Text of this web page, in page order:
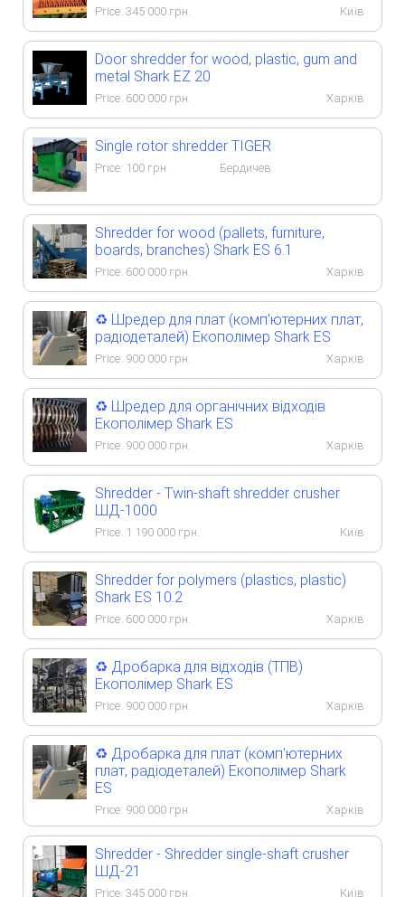
Price: 345 000 грн. Київ
Door shredder for wood, plastic, gum and
metal Shark EZ 20
Price: 600 000 грн. Харків
Single rotor shredder TIGER
Price: 100 грн. Бердичев
Shredder for wood (pallets, furniture,
boards, branches) Shark ES 6.1
Price: 600 000 грн. Харків
♻️ Шредер для плат (комп'ютерних плат,
радіодеталей) Екополімер Shark ES
Price: 900 000 грн. Харків
♻️ Шредер для органічних відходів
Екополімер Shark ES
Price: 900 000 грн. Харків
Shredder - Twin-shaft shredder crusher
ШД-1000
Price: 1 190 000 грн. Київ
Shredder for polymers (plastics, plastic)
Shark ES 10.2
Price: 600 000 грн. Харків
♻️ Дробарка для відходів (ТПВ)
Екополімер Shark ES
Price: 900 000 грн. Харків
♻️ Дробарка для плат (комп'ютерних
плат, радіодеталей) Екополімер Shark
ES
Price: 900 000 грн. Харків
Shredder - Shredder single-shaft crusher
ШД-21
Price: 345 000 грн. Київ